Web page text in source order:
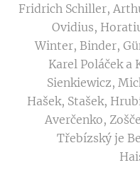
Fridrich Schiller,
Ovidius,
Winter, Binder,
Karel Poláček a
Sienkiewicz,
Hašek, Stašek,
Averčenko,
Třebízský je